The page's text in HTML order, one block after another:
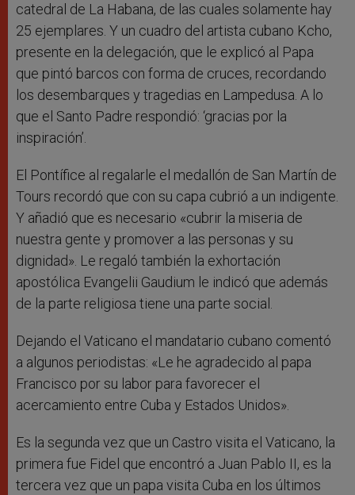
catedral de La Habana, de las cuales solamente hay
25 ejemplares. Y un cuadro del artista cubano Kcho,
presente en la delegación, que le explicó al Papa
que pintó barcos con forma de cruces, recordando
los desembarques y tragedias en Lampedusa. A lo
que el Santo Padre respondió: ‘gracias por la
inspiración’.
El Pontífice al regalarle el medallón de San Martín de
Tours recordó que con su capa cubrió a un indigente.
Y añadió que es necesario «cubrir la miseria de
nuestra gente y promover a las personas y su
dignidad». Le regaló también la exhortación
apostólica Evangelii Gaudium le indicó que además
de la parte religiosa tiene una parte social.
Dejando el Vaticano el mandatario cubano comentó
a algunos periodistas: «Le he agradecido al papa
Francisco por su labor para favorecer el
acercamiento entre Cuba y Estados Unidos».
Es la segunda vez que un Castro visita el Vaticano, la
primera fue Fidel que encontró a Juan Pablo II, es la
tercera vez que un papa visita Cuba en los últimos